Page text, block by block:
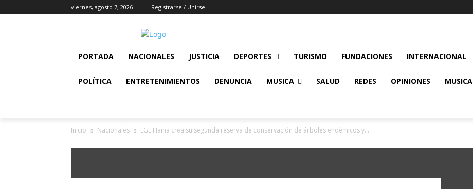
viernes, agosto 7, 2026 Registrarse / Unirse
PORTADA NACIONALES JUSTICIA DEPORTES TURISMO FUNDACIONES INTERNACIONAL
POLÍTICA ENTRETENIMIENTOS DENUNCIA MUSICA SALUD REDES OPINIONES MUSICA
Inicio Nacionales EGE Haina crea su segunda reserva de conservación de árboles endémicos y...